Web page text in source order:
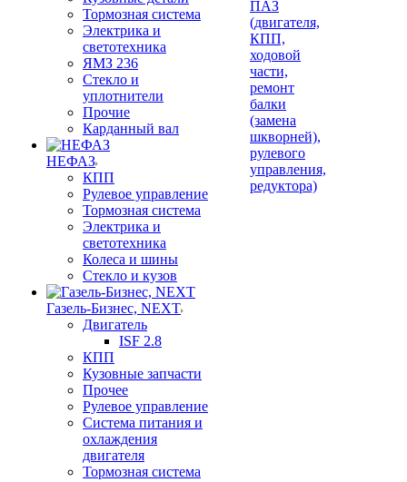
Тормозная система
Электрика и
светотехника
ЯМЗ 236
Стекло и
уплотнители
Прочие
Карданный вал
НЕФАЗ
КПП
Рулевое управление
Тормозная система
Электрика и
светотехника
Колеса и шины
Стекло и кузов
Газель-Бизнес, NEXT
Двигатель
ISF 2.8
КПП
Кузовные запчасти
Прочее
Рулевое управление
Система питания и
охлаждения
двигателя
Тормозная система
ПАЗ
(двигателя,
КПП,
ходовой
части,
ремонт
балки
(замена
шкворней),
рулевого
управления,
редуктора)